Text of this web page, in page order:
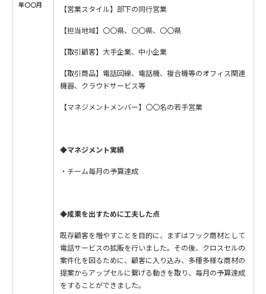
年〇〇月
【営業スタイル】部下の同行営業
【担当地域】〇〇県、〇〇県、〇〇県
【取引顧客】大手企業、中小企業
【取引商品】電話回線、電話機、複合機等のオフィス関連
機器、クラウドサービス等
【マネジメントメンバー】〇〇名の若手営業
◆マネジメント実績
・チーム毎月の予算達成
◆成果を出すために工夫した点
既存顧客を増やすことを目的に、まずはフック商材として
電話サービスの拡販を行いました。その後、クロスセルの
案件化を図るために、顧客に入り込み、多種多様な商材の
提案からアップセルに繋げる動きを取り、毎月の予算達成
をすることができました。